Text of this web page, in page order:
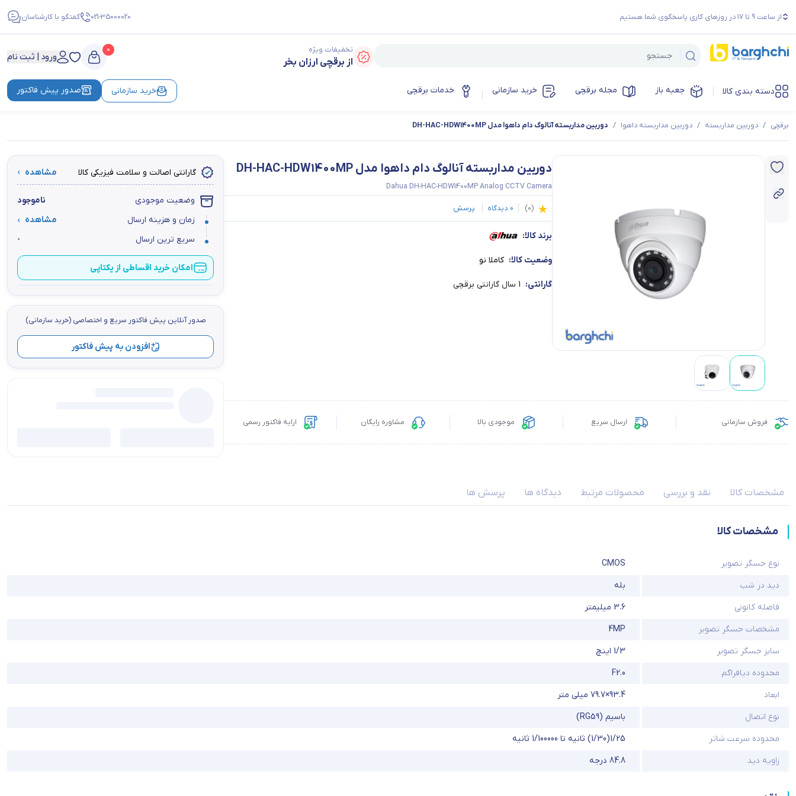
از ساعت 9 تا 17 در روزهای کاری پاسخگوی شما هستیم 021-35000020 گفتگو با کارشناسان
تخفیفات ویژه
از برقچی ارزان بخر
0
ورود | ثبت نام
دسته بندی کالا جعبه باز مجله برقچی خرید سازمانی خدمات برقچی خرید سازمانی صدور پیش فاکتور
برقچی / دوربین مداربسته / دوربین مداربسته داهوا / دوربین مداربسته آنالوگ دام داهوا مدل DH-HAC-HDW1400MP
دوربین مداربسته آنالوگ دام داهوا مدل DH-HAC-HDW1400MP
Dahua DH-HAC-HDW1400MP Analog CCTV Camera
(
0
)
0 دیدگاه پرسش
برند کالا:
وضعیت کالا: کاملا نو
گارانتی: 1 سال گارانتی برقچی
فروش سازمانی ارسال سریع موجودی بالا مشاوره رایگان ارایه فاکتور رسمی
گارانتی اصالت و سلامت فیزیکی کالا مشاهده
وضعیت موجودی
ناموجود
زمان و هزینه ارسال
مشاهده
سریع ترین ارسال
-
امکان خرید اقساطی از یکتاپی
صدور آنلاین پيش فاكتور سریع و اختصاصي (خرید سازمانی)
افزودن به پیش فاکتور
مشخصات کالا نقد و بررسی محصولات مرتبط دیدگاه ها پرسش ها
مشخصات کالا
نوع حسگر تصویر
CMOS
دید در شب
بله
فاصله کانونی
3.6 میلیمتر
مشخصات حسگر تصویر
4MP
سایز حسگر تصویر
1/3 اینچ
محدوده دیافراگم
F2.0
ابعاد
93.4×79.7 میلی متر
نوع اتصال
باسیم (RG59)
محدوده سرعت شاتر
1/25(1/30) ثانیه تا 1/100000 ثانیه
زاویه دید
84.8 درجه